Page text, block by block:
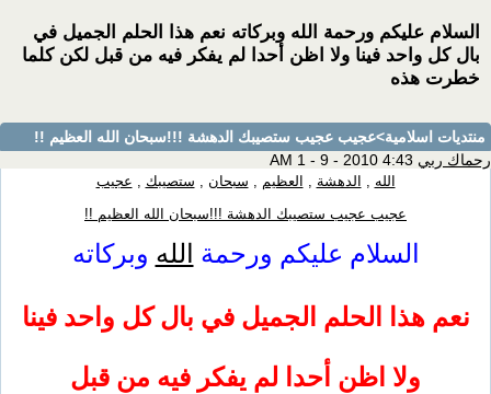
عليكم ورحمة الله وبركاته نعم هذا الحلم الجميل في
واحد فينا ولا اظن أحدا لم يفكر فيه من قبل لكن كلما
هذه
اسلامية
>عجيب عجيب ستصيبك الدهشة !!!سبحان الله العظيم !!
4:43 AM 1 - 9 - 2010
الدهشة ,العظيم,سبحان ,ستصيبك ,عجيب
عجيب عجيب ستصيبك الدهشة !!!سبحان الله العظيم !!
السلام عليكم ورحمةاللهوبركاته
هذا الحلم الجميل في بال كل واحد فينا
ولا اظن أحدا لم يفكر فيه من قبل